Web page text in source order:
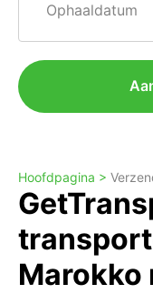
Ophaaldatum
Hoofdpagina >
Marokko